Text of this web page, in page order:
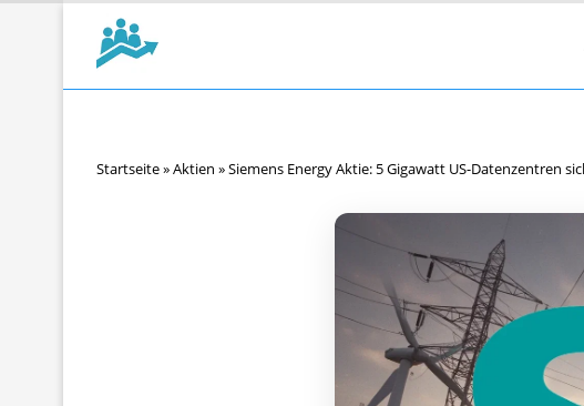
Startseite»Aktien »Siemens Energy Aktie: 5 Gigawatt US-Datenzentren